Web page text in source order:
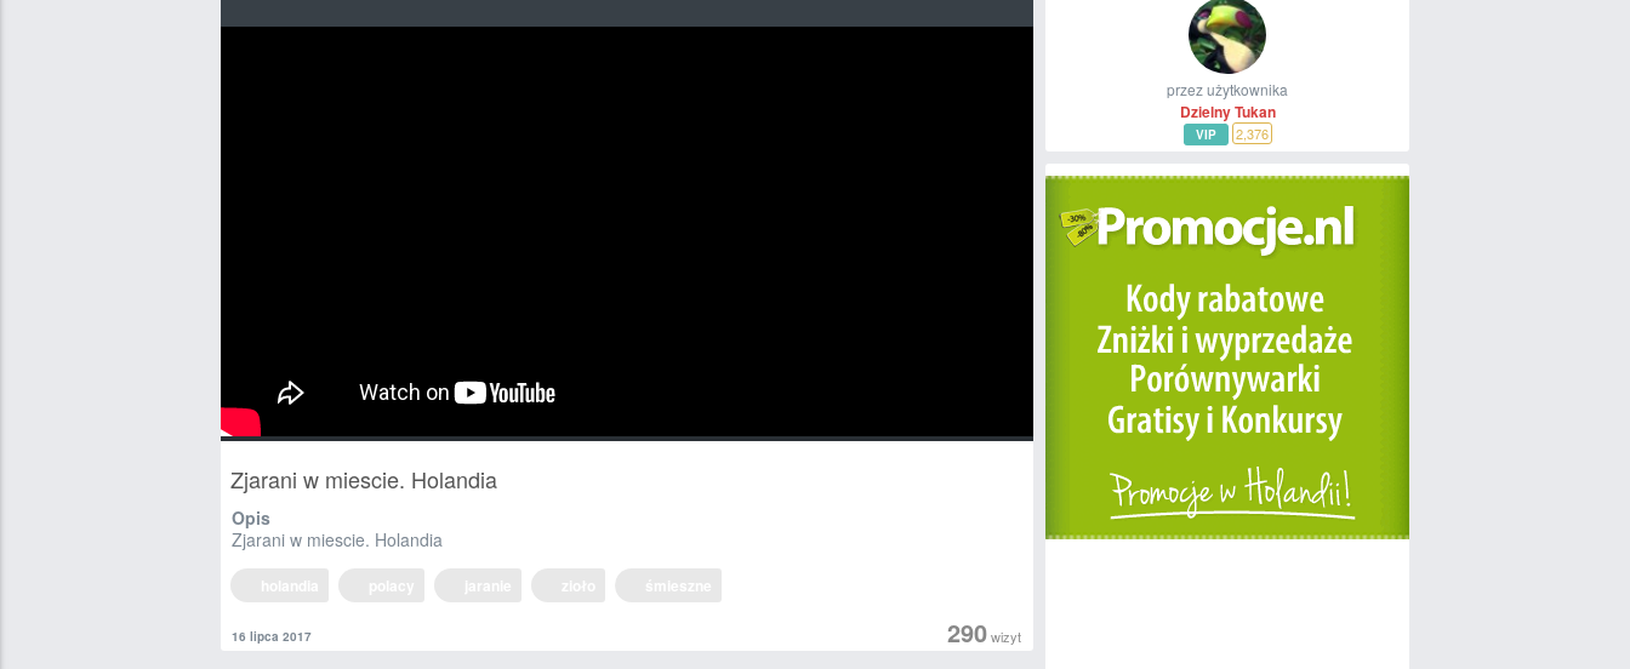
Zjarani w miescie. Holandia
Opis
Zjarani w miescie. Holandia
290wizyt
16 lipca 2017
przez użytkownika
Dzielny Tukan
VIP 2,376